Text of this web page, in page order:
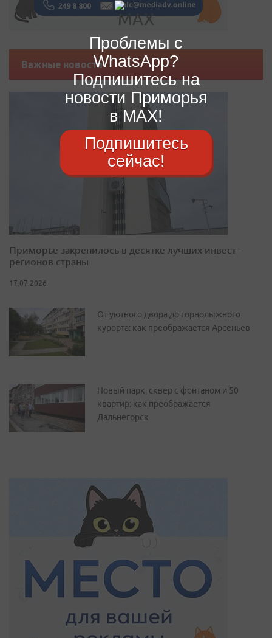
Важные новости
Приморье закрепилось в десятке лучших инвест-
регионов страны
17.07.2026
От уютного двора до горнолыжного
курорта: как преображается Арсеньев
Новый парк, сквер с фонтаном и 50
квартир: как преображается
Дальнегорск
Проблемы с
WhatsApp?
Подпишитесь на
новости Приморья
в MAX!
Подпишитесь
сейчас!